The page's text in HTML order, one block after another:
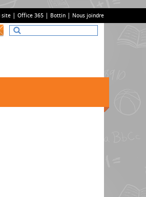
site Office 365 Bottin Nous joindre